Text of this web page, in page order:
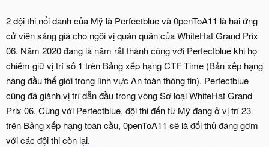
2 đội thi nổi danh của Mỹ là Perfectblue và 0penToA11 là hai ứng
cử viên sáng giá cho ngôi vị quán quân của WhiteHat Grand Prix
06. Năm 2020 đang là năm rất thành công với Perfectblue khi họ
chiếm giữ vị trí số 1 trên Bảng xếp hạng CTF Time (Bản xếp hạng
hàng đầu thế giới trong lĩnh vực An toàn thông tin). Perfectblue
cũng đã giành vị trí dẫn đầu trong vòng Sơ loại WhiteHat Grand
Prix 06. Cùng với Perfectblue, đội thi đến từ Mỹ đang ở vị trí 23
trên Bảng xếp hạng toàn cầu, 0penToA11 sẽ là đối thủ đáng gờm
với các đội thi còn lại.​